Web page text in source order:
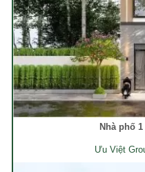
Nhà phố
Ưu Việt